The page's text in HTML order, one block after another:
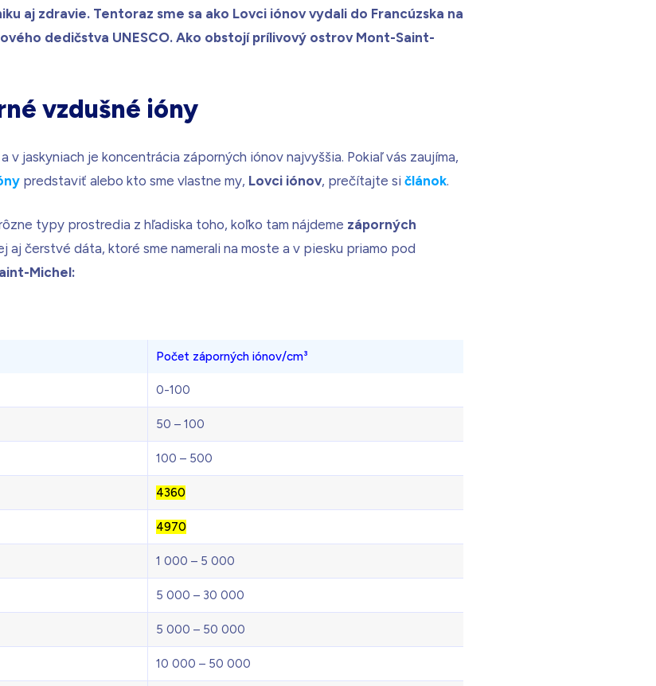
aj zdravie. Tentoraz sme sa ako Lovci iónov vydali do Francúzska na
dedičstva UNESCO. Ako obstojí prílivový ostrov Mont-Saint-
vzdušné ióny
v jaskyniach je koncentrácia záporných iónov najvyššia. Pokiaľ vás zaujíma,
predstaviť alebo kto sme vlastne my, Lovci iónov, prečítajte si článok.
typy prostredia z hľadiska toho, koľko tam nájdeme záporných
aj čerstvé dáta, ktoré sme namerali na moste a v piesku priamo pod
Michel:
Počet záporných iónov/cm³
0-100
50 – 100
100 – 500
4360
4970
1 000 – 5 000
5 000 – 30 000
5 000 – 50 000
10 000 – 50 000